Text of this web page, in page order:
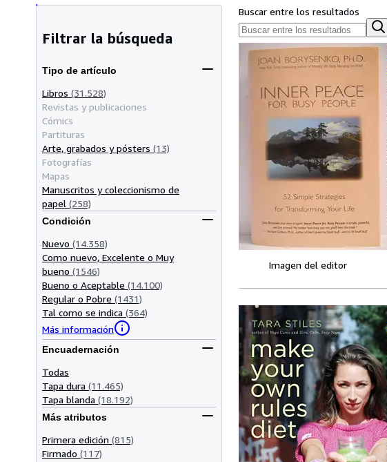
Filtrar la búsqueda
Tipo de artículo
Libros (31.528)
Revistas y publicaciones
Cómics
Partituras
Arte, grabados y pósters (13)
Fotografías
Mapas
Manuscritos y coleccionismo de
papel (258)
Condición
Nuevo (14.358)
Como nuevo, Excelente o Muy
bueno (1546)
Bueno o Aceptable (14.100)
Regular o Pobre (1431)
Tal como se indica (364)
Más información
Encuadernación
Todas
Tapa dura (11.465)
Tapa blanda (18.192)
Más atributos
Primera edición (815)
Firmado (117)
Buscar entre los resultados
Imagen del editor